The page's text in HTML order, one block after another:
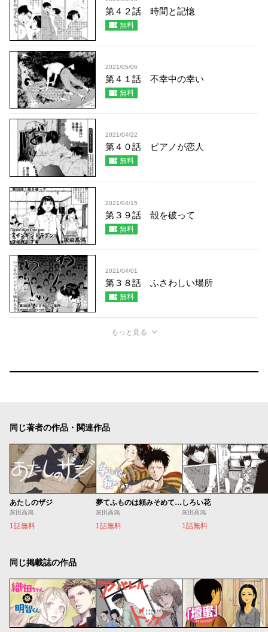
第４２話 時間と記憶
無料
2021/05/06
第４１話 不幸中の幸い
無料
2021/04/22
第４０話 ピアノが恋人
無料
2021/04/15
第３９話 殻を破って
無料
2021/04/01
第３８話 ふさわしい場所
無料
もっと見る
同じ著者の作品・関連作品
あたしのザジ
灰田高鴻
1話無料
夢てふものは頼みそめてき Daydream Believers
灰田高鴻
1話無料
しろい花
灰田高鴻
1話無料
同じ掲載誌の作品